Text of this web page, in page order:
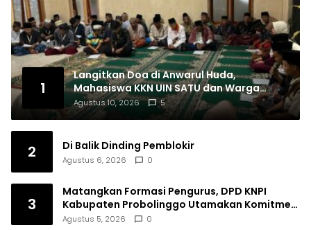
1
Langitkan Doa di Anwarul Huda,
Mahasiswa KKN UIN SATU dan Warga
Nglutung Gelar Istighosah dan Doa’
Bersama
Agustus 10, 2026 5
2 Di Balik Dinding Pemblokir
Agustus 6, 2026 0
3
Matangkan Formasi Pengurus, DPD KNPI
Kabupaten Probolinggo Utamakan Komitmen
dan Kinerja
Agustus 5, 2026 0